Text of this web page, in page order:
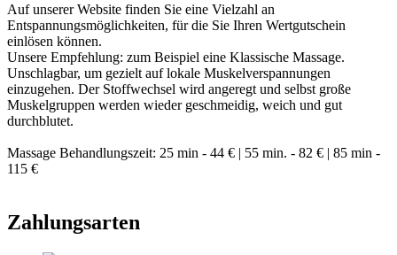
Auf unserer Website finden Sie eine Vielzahl an
Entspannungsmöglichkeiten, für die Sie Ihren Wertgutschein
einlösen können.
Unsere Empfehlung: zum Beispiel eine Klassische Massage.
Unschlagbar, um gezielt auf lokale Muskelverspannungen
einzugehen. Der Stoffwechsel wird angeregt und selbst große
Muskelgruppen werden wieder geschmeidig, weich und gut
durchblutet.
Massage Behandlungszeit: 25 min - 44 € | 55 min. - 82 € | 85 min -
115 €
Zahlungsarten